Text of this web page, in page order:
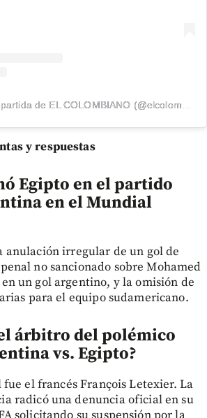
y respuestas
Egipto en el partido
en el Mundial
anulación irregular de un gol de
no sancionado sobre Mohamed
un gol argentino, y la omisión de
para el equipo sudamericano.
árbitro del polémico
vs. Egipto?
el francés François Letexier. La
radicó una denuncia oficial en su